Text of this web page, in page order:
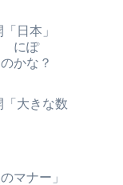
日本」
にぽ
かな？
「大きな数
マナー」